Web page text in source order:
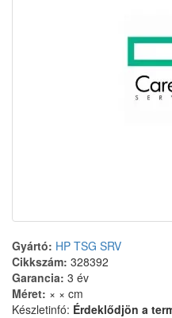
Gyártó: HP TSG SRV
Cikkszám: 328392
Garancia: 3 év
Méret: × × cm
Készletinfó: Érdeklődjön a